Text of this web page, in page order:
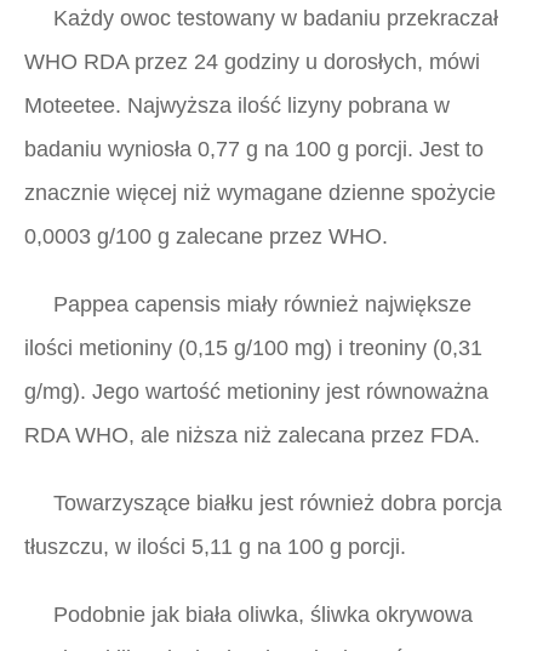
Każdy owoc testowany w badaniu przekraczał
WHO RDA przez 24 godziny u dorosłych, mówi
Moteetee. Najwyższa ilość lizyny pobrana w
badaniu wyniosła 0,77 g na 100 g porcji. Jest to
znacznie więcej niż wymagane dzienne spożycie
0,0003 g/100 g zalecane przez WHO.
Pappea capensis miały również największe
ilości metioniny (0,15 g/100 mg) i treoniny (0,31
g/mg). Jego wartość metioniny jest równoważna
RDA WHO, ale niższa niż zalecana przez FDA.
Towarzyszące białku jest również dobra porcja
tłuszczu, w ilości 5,11 g na 100 g porcji.
Podobnie jak biała oliwka, śliwka okrywowa